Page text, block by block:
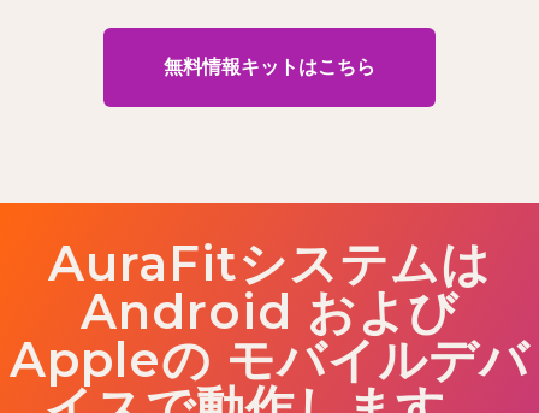
無料情報キットはこちら
AuraFitシステムは
Android および
Appleの モバイルデバ